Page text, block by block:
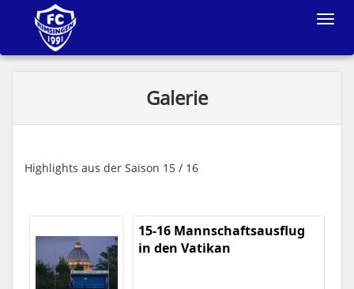
Toggle
Galerie
Highlights aus der Saison 15 / 16
15-16 Mannschaftsausflug
in den Vatikan